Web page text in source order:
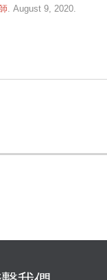
. August 9, 2020.